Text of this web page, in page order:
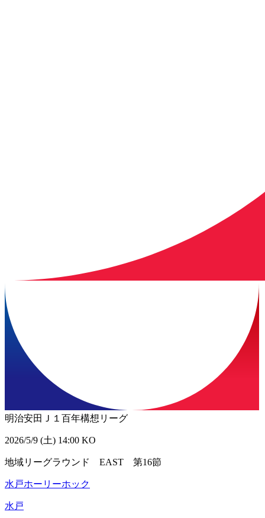
明治安田Ｊ１百年構想リーグ
2026/5/9 (土) 14:00 KO
地域リーグラウンド EAST 第16節
水戸ホーリーホック
水戸